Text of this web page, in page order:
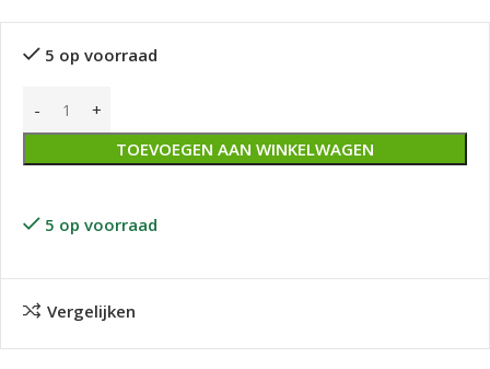
5 op voorraad
TOEVOEGEN AAN WINKELWAGEN
5 op voorraad
Vergelijken